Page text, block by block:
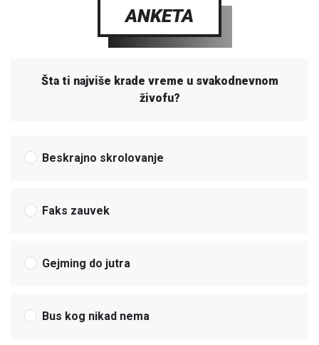
ANKETA
Šta ti najviše krade vreme u svakodnevnom
živofu?
Beskrajno skrolovanje
Faks zauvek
Gejming do jutra
Bus kog nikad nema